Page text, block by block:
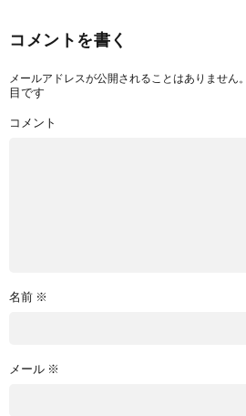
コメントを書く
メールアドレスが公開されることはありません。
目です
コメント
名前 ※
メール ※